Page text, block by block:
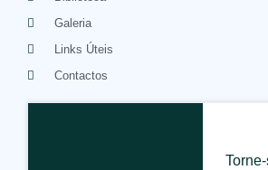
Galeria
Links Úteis
Contactos